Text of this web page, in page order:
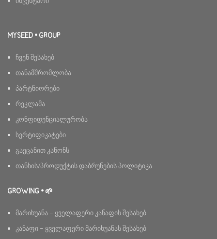
MYSEED • GROUP
ჩვენ შესახებ
თანამშრომლობა
პარტნიორები
რეკლამა
კონფიდენციალურობა
სერტიფიკატები
გაეცანით კანონს
თანხის/პროდუქტის დაბრუნების პოლიტიკა
GROWING • 🌱
მარიხუანა – ყველაფერი კანაფის შესახებ
კანაფი – ყველაფერი მარიხუანას შესახებ